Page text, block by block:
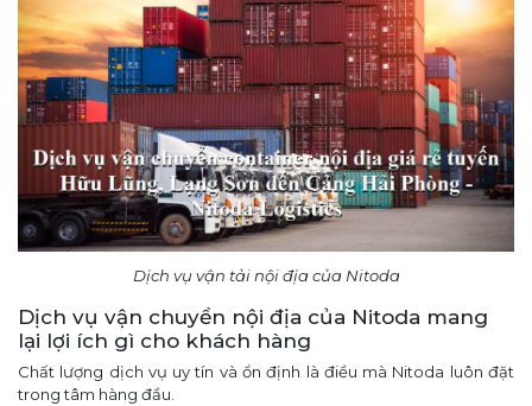
Dịch vụ vận tải nội địa của Nitoda
Dịch vụ vận chuyển nội địa của Nitoda mang
lại lợi ích gì cho khách hàng
Chất lượng dịch vụ uy tín và ổn định là điều mà Nitoda luôn đặt
trong tâm hàng đầu.